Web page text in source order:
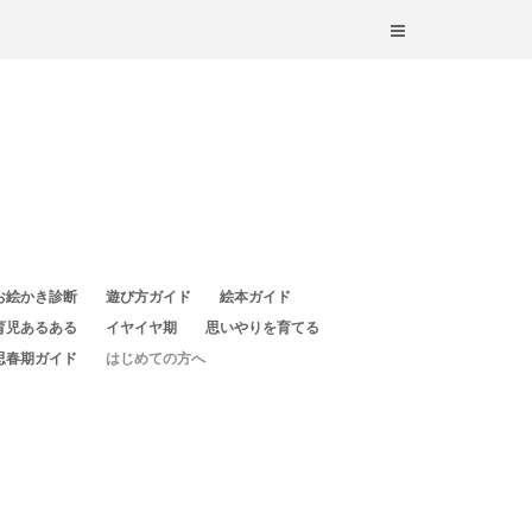
絵かき診断 遊び方ガイド
絵本ガイド
児あるある
イヤイヤ期
思いやりを育てる
春期ガイド
はじめての方へ